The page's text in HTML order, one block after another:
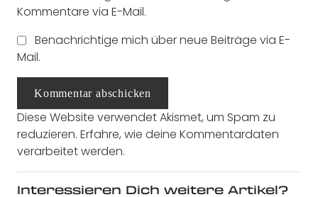
Kommentare via E-Mail.
Benachrichtige mich über neue Beiträge via E-
Mail.
Kommentar abschicken
Diese Website verwendet Akismet, um Spam zu
reduzieren. Erfahre, wie deine Kommentardaten
verarbeitet werden.
Interessieren Dich weitere Artikel?